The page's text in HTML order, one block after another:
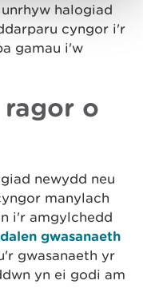
halogiad
cyngor i'r
gamau i'w
o
newydd neu
manylach
i'r amgylchedd
gwasanaeth
gwasanaeth yr
yn ei godi am